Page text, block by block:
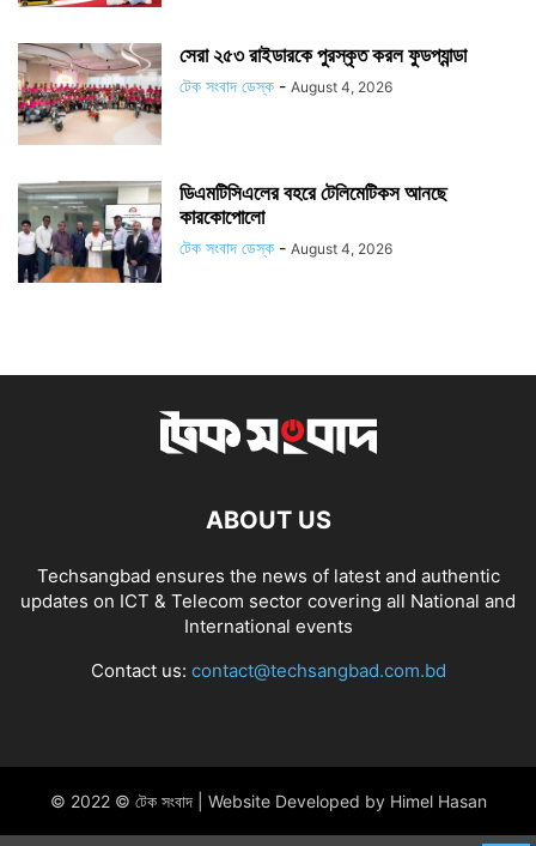
সেরা ২৫৩ রাইডারকে পুরস্কৃত করল ফুডপ্যান্ডা
টেক সংবাদ ডেস্ক - August 4, 2026
ডিএমটিসিএলের বহরে টেলিমেটিকস আনছে
কারকোপোলো
টেক সংবাদ ডেস্ক - August 4, 2026
ABOUT US
Techsangbad ensures the news of latest and authentic
updates on ICT & Telecom sector covering all National and
International events
Contact us: contact@techsangbad.com.bd
© 2022 © টেক সংবাদ | Website Developed by Himel Hasan